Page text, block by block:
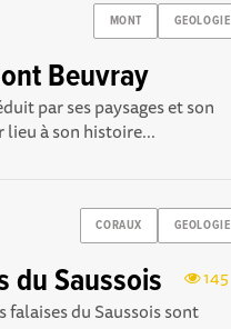
MONT GEOLOGIE
Beuvray
par ses paysages et son
à son histoire...
CORAUX GEOLOGIE
145
du Saussois
falaises du Saussois sont